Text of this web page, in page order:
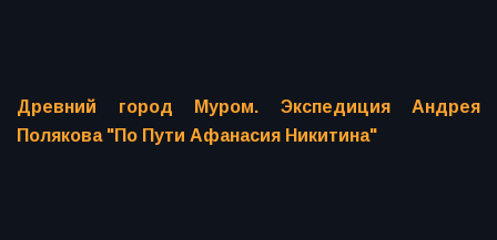
Древний город Муром. Экспедиция Андрея
Полякова "По Пути Афанасия Никитина"